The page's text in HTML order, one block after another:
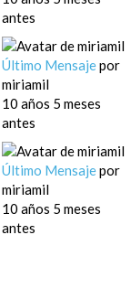
antes
Último Mensajepor
miriamil
10 años 5 meses
antes
Último Mensajepor
miriamil
10 años 5 meses
antes